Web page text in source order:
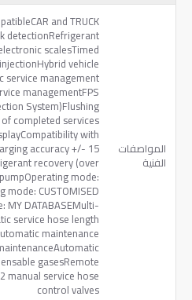
المواصفات
الفنية
and TRUCK
detectionRefrigerant
scalesTimed
vehicle
service management
managementFPS
System)Flushing
completed services
with
accuracy +/- 15
recovery (over
mode:
mode: CUSTOMISED
MY DATABASEMulti-
service hose length
maintenance
gasesRemote
manual service hose
control valves